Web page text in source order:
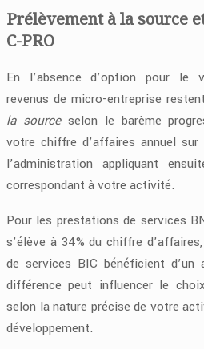
Prélèvement à la source
C-PRO
En l’absence d’option pour le
revenus de micro-entreprise
la source selon le barème
votre chiffre d’affaires annuel sur
l’administration appliquant
correspondant à votre activité.
Pour les prestations de services
s’élève à 34% du chiffre
de services BIC bénéficient d’un
différence peut influencer le
selon la nature précise de votre
développement.